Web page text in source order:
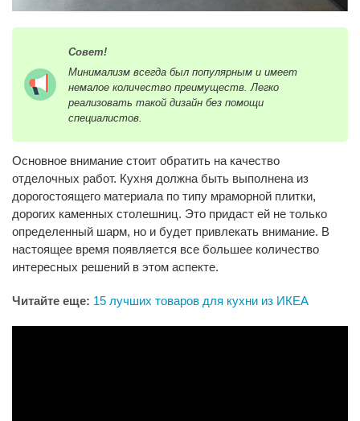
Совет!
Минимализм всегда был популярным и имеет
немалое количество преимуществ. Легко
реализовать такой дизайн без помощи
специалистов.
Основное внимание стоит обратить на качество
отделочных работ. Кухня должна быть выполнена из
дорогостоящего материала по типу мраморной плитки,
дорогих каменных столешниц. Это придаст ей не только
определенный шарм, но и будет привлекать внимание. В
настоящее время появляется все большее количество
интересных решений в этом аспекте.
Читайте еще: 15 лучших товаров для кухни из ИКЕА